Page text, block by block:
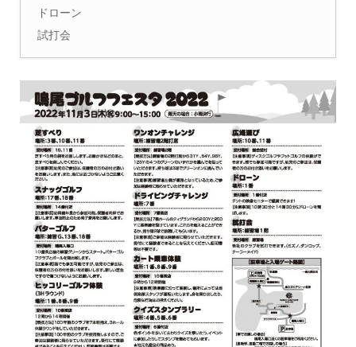
ドローン
試打会